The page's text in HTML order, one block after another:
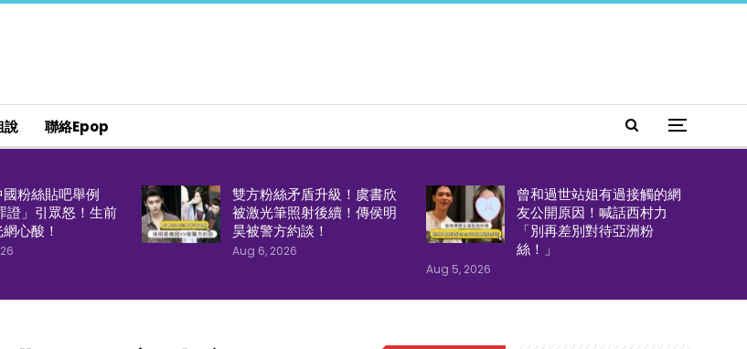
說 聯絡epop
粉絲貼吧舉例
證」引眾怒！生前
心酸！
雙方粉絲矛盾升級！虞書欣
被激光筆照射後續！傳侯明
昊被警方約談！
Aug 6, 2026
曾和過世站姐有過接觸的網
友公開原因！喊話西村力
「別再差別對待亞洲粉
絲！」
Aug 5, 2026